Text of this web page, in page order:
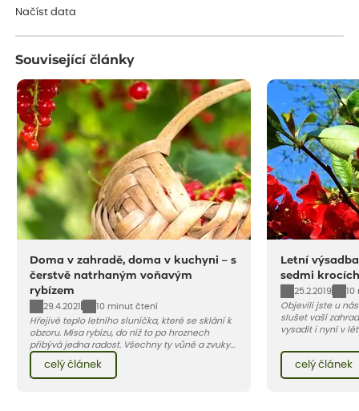
Načíst data
Související články
Doma v zahradě, doma v kuchyni – s
čerstvě natrhaným voňavým
rybízem
29.4.2021
10 minut čtení
Hřejivé teplo letního sluníčka, které se sklání k
obzoru. Mísa rybízu, do níž to po hroznech
přibývá jedna radost. Všechny ty vůně a zvuky
červencové zahrady. Sklizeň rybízu do kuchyně
vnese neuvěřitelný klid a radost. A taky trochu
bezstarostnosti dětství při mlsání babiččina
celý článek
Letní
sedmi krocích
25.2.2019
Objevili jste u
slušet vaší
vysadit i nyní v
celý rok – nyní
vody než na jaře
celý článek